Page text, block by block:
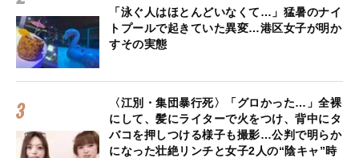
「泳ぐ人はほとんどいなくて…」猛暑のナイ
トプールで起きていた異変…港区女子が明か
すその実態
〈江別・集団暴行死〉「グロかった…」全裸
にして、髪にライターで火をつけ、背中にタ
バコを押しつける様子も撮影…公判で明らか
になった壮絶リンチと女子2人の“陰キャ”時